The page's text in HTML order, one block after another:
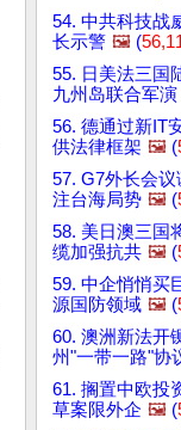
54. 中共科技战
长示警 🖼️ (
55. 日美法三国
九州岛联合军演
56. 德通过新IT
供法律框架 🖼️ (
57. G7外长会
注台海局势 🖼️ (
58. 美日澳三国
缆加强抗共 🖼️ (
59. 中企悄悄买
源国防领域 🖼️ (
60. 澳洲新法开
州"一带一路"协
61. 搁置中欧投
草案限外企 🖼️ (